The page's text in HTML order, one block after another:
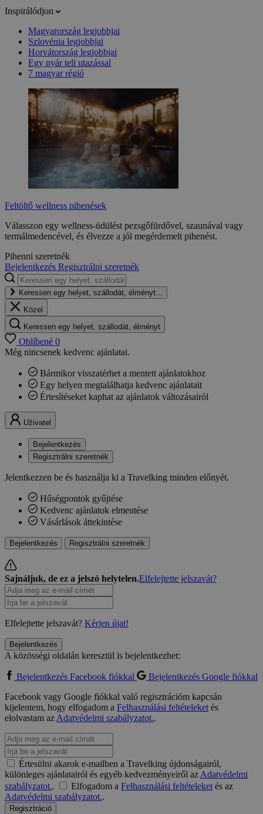
Inspirálódjon
Magyarország legjobbjai
Szlovénia legjobbjai
Horvátország legjobbjai
Egy nyár teli utazással
7 magyar régió
Feltöltő wellness pihenések
Válasszon egy wellness-üdülést pezsgőfürdővel, szaunával vagy
termálmedencével, és élvezze a jól megérdemelt pihenést.
Pihenni szeretnék
Bejelentkezés Regisztrálni szeretnék
Keressen egy helyet, szállodát, élményt...
Közel
Keressen egy helyet, szállodát, élményt
Oblíbené 0
Még nincsenek kedvenc ajánlatai.
Bármikor visszatérhet a mentett ajánlatokhoz
Egy helyen megtalálhatja kedvenc ajánlatait
Értesítéseket kaphat az ajánlatok változásairól
Uživatel
Bejelentkezés
Regisztrálni szeretnék
Jelentkezzen be és használja ki a Travelking minden előnyét.
Hűségpontok gyűjtése
Kedvenc ajánlatok elmentése
Vásárlások áttekintése
Bejelentkezés Regisztrálni szeretnék
Sajnáljuk, de ez a jelszó helytelen.Elfelejtette jelszavát?
Elfelejtette jelszavát? Kérjen újat!
Bejelentkezés
A közösségi oldalán keresztül is bejelentkezhet:
Bejelentkezés Facebook fiókkal
Bejelentkezés Google fiókkal
Facebook vagy Google fiókkal való regisztrációm kapcsán
kijelentem, hogy elfogadom a Felhasználási feltételeketés
elolvastam azAdatvédelmi szabályzatot..
Értesülni akarok e-mailben a Travelking újdonságairól,
különleges ajánlatairól és egyéb kedvezményeiről azAdatvédelmi
szabályzatot.. Elfogadom a Felhasználási feltételeketés az
Adatvédelmi szabályzatot..
Regisztráció